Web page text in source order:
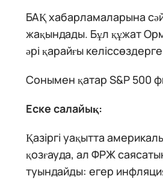
БАҚ хабарламаларына
жақындады. Бұл құжат
әрі қарайғы
Сонымен қатар S&P 500
Еске салайық:
Қазіргі уақытта
қозғауда, ал ФРЖ
туындайды: егер